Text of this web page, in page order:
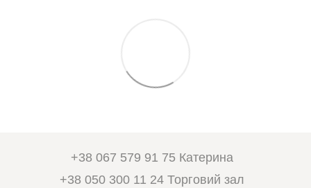
+38 067 579 91 75 Катерина
+38 050 300 11 24 Торговий зал